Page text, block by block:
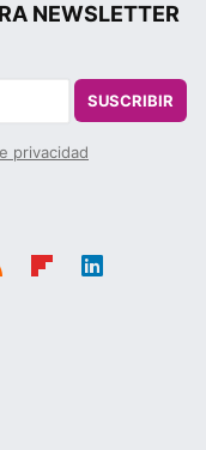
NEWSLETTER
SUSCRIBIR
privacidad